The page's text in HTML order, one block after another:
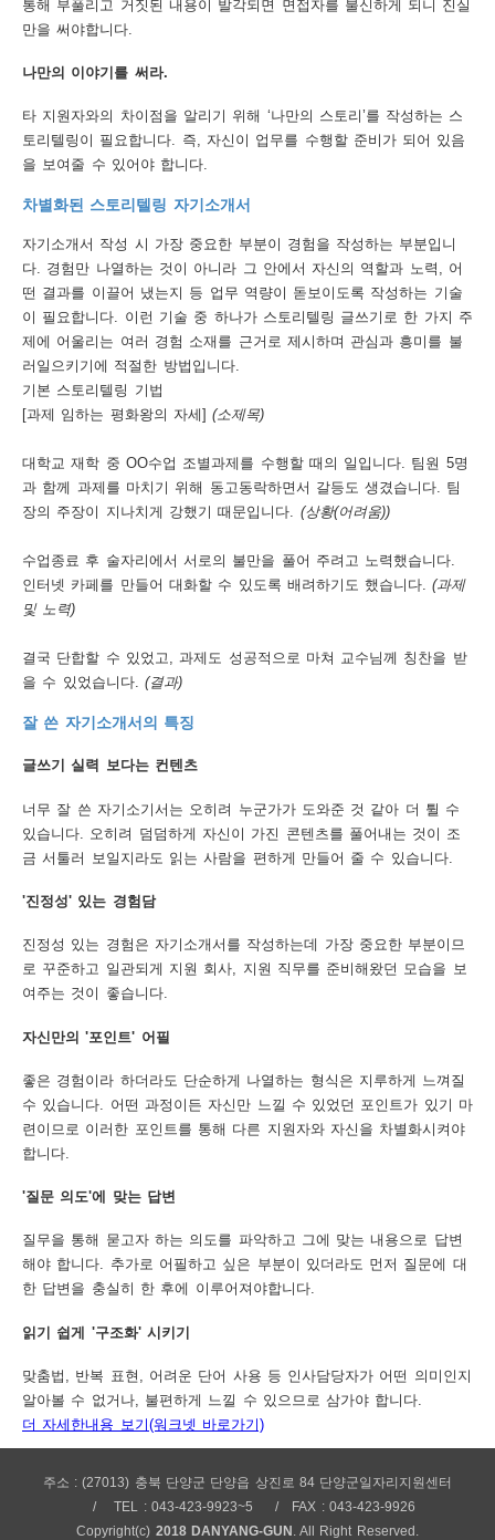
통해 부풀리고 거짓된 내용이 발각되면 면접자를 불신하게 되니 진실
만을 써야합니다.
나만의 이야기를 써라.
타 지원자와의 차이점을 알리기 위해 ‘나만의 스토리’를 작성하는 스
토리텔링이 필요합니다. 즉, 자신이 업무를 수행할 준비가 되어 있음
을 보여줄 수 있어야 합니다.
차별화된 스토리텔링 자기소개서
자기소개서 작성 시 가장 중요한 부분이 경험을 작성하는 부분입니
다. 경험만 나열하는 것이 아니라 그 안에서 자신의 역할과 노력, 어
떤 결과를 이끌어 냈는지 등 업무 역량이 돋보이도록 작성하는 기술
이 필요합니다. 이런 기술 중 하나가 스토리텔링 글쓰기로 한 가지 주
제에 어울리는 여러 경험 소재를 근거로 제시하며 관심과 흥미를 불
러일으키기에 적절한 방법입니다.
기본 스토리텔링 기법
[과제 임하는 평화왕의 자세](소제목)
대학교 재학 중 OO수업 조별과제를 수행할 때의 일입니다. 팀원 5명
과 함께 과제를 마치기 위해 동고동락하면서 갈등도 생겼습니다. 팀
장의 주장이 지나치게 강했기 때문입니다. (상황(어려움))
수업종료 후 술자리에서 서로의 불만을 풀어 주려고 노력했습니다.
인터넷 카페를 만들어 대화할 수 있도록 배려하기도 했습니다.(과제
및 노력)
결국 단합할 수 있었고, 과제도 성공적으로 마쳐 교수님께 칭찬을 받
을 수 있었습니다. (결과)
잘 쓴 자기소개서의 특징
글쓰기 실력 보다는 컨텐츠
너무 잘 쓴 자기소기서는 오히려 누군가가 도와준 것 같아 더 튈 수
있습니다. 오히려 덤덤하게 자신이 가진 콘텐츠를 풀어내는 것이 조
금 서툴러 보일지라도 읽는 사람을 편하게 만들어 줄 수 있습니다.
'진정성' 있는 경험담
진정성 있는 경험은 자기소개서를 작성하는데 가장 중요한 부분이므
로 꾸준하고 일관되게 지원 회사, 지원 직무를 준비해왔던 모습을 보
여주는 것이 좋습니다.
자신만의 '포인트' 어필
좋은 경험이라 하더라도 단순하게 나열하는 형식은 지루하게 느껴질
수 있습니다. 어떤 과정이든 자신만 느낄 수 있었던 포인트가 있기 마
련이므로 이러한 포인트를 통해 다른 지원자와 자신을 차별화시켜야
합니다.
'질문 의도'에 맞는 답변
질무을 통해 묻고자 하는 의도를 파악하고 그에 맞는 내용으로 답변
해야 합니다. 추가로 어필하고 싶은 부분이 있더라도 먼저 질문에 대
한 답변을 충실히 한 후에 이루어져야합니다.
읽기 쉽게 '구조화' 시키기
맞춤법, 반복 표현, 어려운 단어 사용 등 인사담당자가 어떤 의미인지
알아볼 수 없거나, 불편하게 느낄 수 있으므로 삼가야 합니다.
더 자세한내용 보기(워크넷 바로가기)
취
사
안
내
주소 : (27013) 충북 단양군 단양읍 상진로 84 단양군일자리지원센터
TEL : 043-423-9923~5
FAX : 043-423-9926
Copyright(c) 2018 DANYANG-GUN . All Right Reserved.